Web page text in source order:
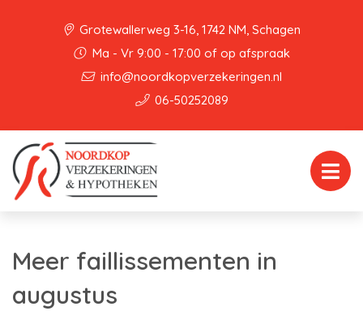
Grotewallerweg 3-16, 1742 NM, Schagen
Ma - Vr 9:00 - 17:00 of op afspraak
info@noordkopverzekeringen.nl
06-50252089
Meer faillissementen in
augustus